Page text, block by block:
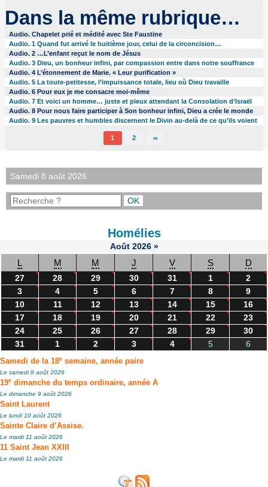
Dans la même rubrique…
Audio. Chapelet prié et médité avec Ste Faustine
Audio. 1 Quand fut arrivé le huitième jour, celui de la circoncision…
Audio. 2 …L’enfant reçut le nom de Jésus
Audio. 3 Dieu, un bonheur infini, par compassion entre dans notre souffrance
Audio. 4 L’étonnement de Marie. « Leur purification »
Audio. 5 La toute-petitesse, l’impuissance totale, lieu où Dieu travaille
Audio. 6 Pour eux je me consacre moi-même
Audio. 7 Et voici un homme… juste et pieux attendant la Consolation d’Israël
Audio. 8 Pour nous faire participer à Son bonheur infini, Dieu a crée le monde
Audio. 9 Les pauvres et humbles discernent le Divin au-delà de ce qu’ils voient
1 2 ∞
Samedi 8 août 2026
Homélies
Août 2026 »
L M M J V S D
27 28 29 30 31 1
2
3
4 5 6 7 8
9
10
11 12 13 14 15
16
17
18 19 20 21 22
23
24
25 26 27 28 29
30
31
1 2 3 4 5 6
Samedi de la 18e semaine, année paire
Le samedi 8 août 2026
19e dimanche du temps ordinaire, année A
Le dimanche 9 août 2026
Saint Laurent
Le lundi 10 août 2026
Sainte Claire d’Assise.
Le mardi 11 août 2026
11 Saint Jean XXIII
Le mardi 11 août 2026